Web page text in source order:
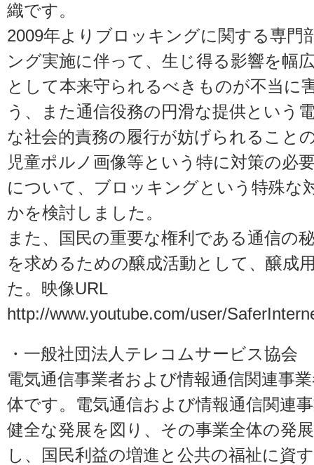
織です。
2009年よりブロッキングに関する専門
ング実施に伴って、生じ得る影響を幅
として本来守られるべきものが不当に
う、また通信役務の円滑な提供という
な社会的責務の履行が妨げられること
児童ポルノ画像等という特に対策の必
について、ブロッキングという特殊な
かを検討しました。
また、国民の重要な権利である通信の
を求めるための醸成活動として、醸成
た。映像URL
http://www.youtube.com/user/
・ 一般社団法人テレコムサービス協会
電気通信事業者および情報通信関連事
体です。電気通信および情報通信関連
健全な発展を図り、その事業全体の発
し、国民利益の増進と公共の福祉に資